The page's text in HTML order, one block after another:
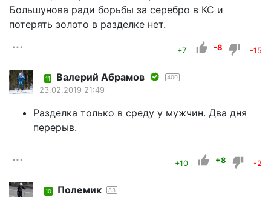
Большунова ради борьбы за серебро в КС и
потерять золото в разделке нет.
+7 -8 -15
11 Валерий Абрамов 400
23.02.2019 21:49
Разделка только в среду у мужчин. Два дня
перерыв.
+10 +8 -2
10 Полемик 83